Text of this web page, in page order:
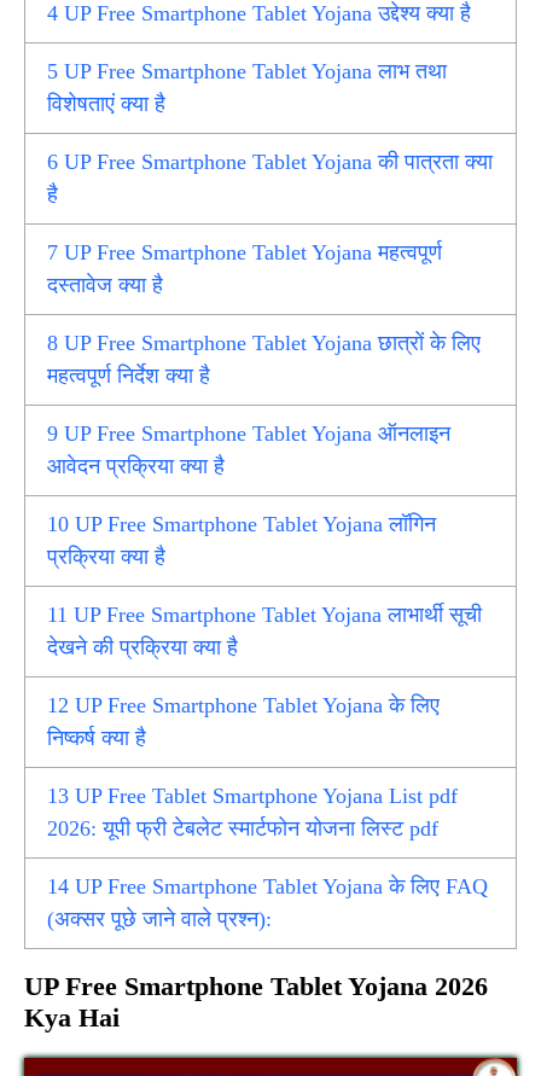
4 UP Free Smartphone Tablet Yojana उद्देश्य क्या है
5 UP Free Smartphone Tablet Yojana लाभ तथा
विशेषताएं क्या है
6 UP Free Smartphone Tablet Yojana की पात्रता क्या
है
7 UP Free Smartphone Tablet Yojana महत्वपूर्ण
दस्तावेज क्या है
8 UP Free Smartphone Tablet Yojana छात्रों के लिए
महत्वपूर्ण निर्देश क्या है
9 UP Free Smartphone Tablet Yojana ऑनलाइन
आवेदन प्रक्रिया क्या है
10 UP Free Smartphone Tablet Yojana लॉगिन
प्रक्रिया क्या है
11 UP Free Smartphone Tablet Yojana लाभार्थी सूची
देखने की प्रक्रिया क्या है
12 UP Free Smartphone Tablet Yojana के लिए
निष्कर्ष क्या है
13 UP Free Tablet Smartphone Yojana List pdf
2026: यूपी फ्री टेबलेट स्मार्टफोन योजना लिस्ट pdf
14 UP Free Smartphone Tablet Yojana के लिए FAQ
(अक्सर पूछे जाने वाले प्रश्न):
UP Free Smartphone Tablet Yojana 2026
Kya Hai